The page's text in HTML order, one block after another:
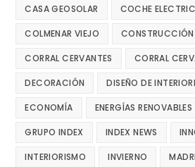
CASA GEOSOLAR COCHE
COLMENAR VIEJO CONSTRUCCIÓN
CORRAL CERVANTES CORRAL
DECORACIÓN DISEÑO DE
ECONOMÍA ENERGÍAS RENOVABLES
GRUPO INDEX INDEX NEWS
INTERIORISMO INVIERNO